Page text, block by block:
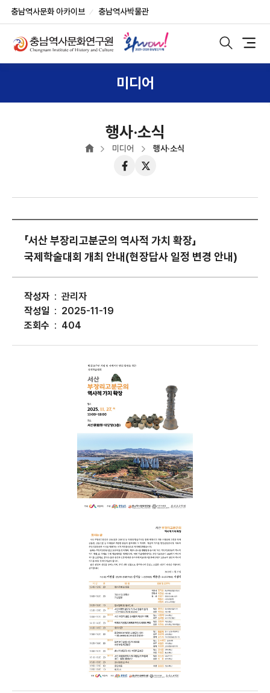
충남역사문화 아카이브
충남역사박물관
모
일
버
미디어
행사·소식
미디어 행사·소식
페
스
트
터
「서산 부장리고분군의 역사적 가치 확장」
국제학술대회 개최 안내(현장답사 일정 변경 안내)
작성일 2025-11-19
작성자 관리자
조회수 404